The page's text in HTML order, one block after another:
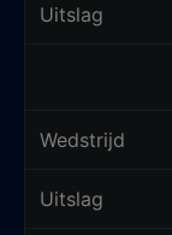
Uitslag
Wedstrijd
Uitslag